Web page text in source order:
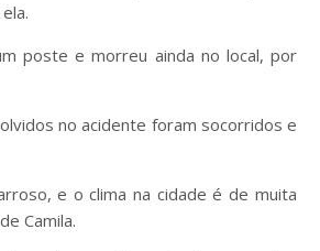
poste e morreu ainda no local, por
no acidente foram socorridos e
e o clima na cidade é de muita
Camila.